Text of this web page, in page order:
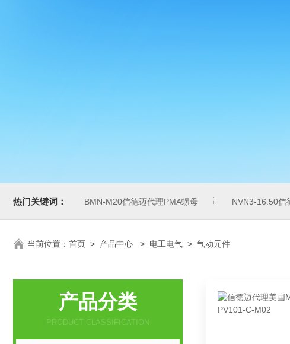
热门关键词： BMN-M20信德迈代理PMA螺母 NVN3-16.50信
当前位置： 首页 > 产品中心 > 电工电气 > 气动元件
产品分类
PRODUCT CLASSIFICATION